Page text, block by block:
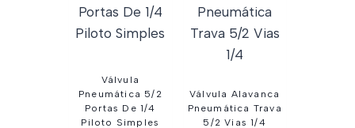
Válvula
Pneumática 5/2
Portas De 1/4
Piloto Simples
Válvula Alavanca
Pneumática Trava
5/2 Vias 1/4